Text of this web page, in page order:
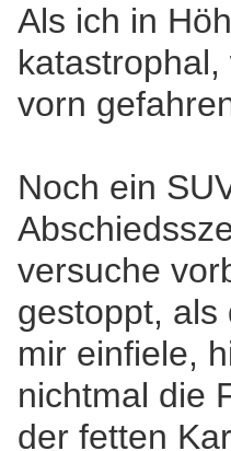
Als ich in
vorn
Noch ein
versuche
gestoppt, als
mir einfiele,
nichtmal die
der fetten